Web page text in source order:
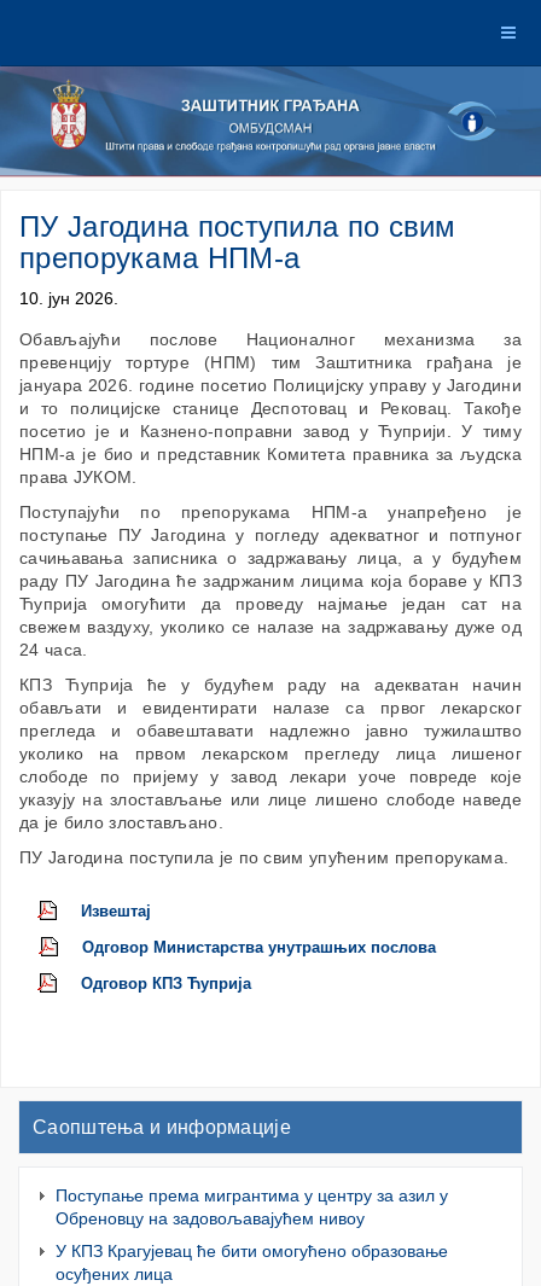
ПУ Јагодина поступила по свим
препорукама НПМ-а
10. јун 2026.
Обављајући послове Националног механизма за
превенцију тортуре (НПМ) тим Заштитника грађана је
јануара 2026. године посетио Полицијску управу у Јагодини
и то полицијске станице Деспотовац и Рековац. Такође
посетио је и Казнено-поправни завод у Ћуприји. У тиму
НПМ-а је био и представник Комитета правника за људска
права ЈУКОМ.
Поступајући по препорукама НПМ-а унапређено је
поступање ПУ Јагодина у погледу адекватног и потпуног
сачињавања записника о задржавању лица, а у будућем
раду ПУ Јагодина ће задржаним лицима која бораве у КПЗ
Ћуприја омогућити да проведу најмање један сат на
свежем ваздуху, уколико се налазе на задржавању дуже од
24 часа.
КПЗ Ћуприја ће у будућем раду на адекватан начин
обављати и евидентирати налазе са првог лекарског
прегледа и обавештавати надлежно јавно тужилаштво
уколико на првом лекарском прегледу лица лишеног
слободе по пријему у завод лекари уоче повреде које
указују на злостављање или лице лишено слободе наведе
да је било злостављано.
ПУ Јагодина поступила је по свим упућеним препорукама.
Извештај
Одговор Министарства унутрашњих послова
Одговор КПЗ Ћуприја
Саопштења и информације
Поступање према мигрантима у центру за азил у
Обреновцу на задовољавајућем нивоу
У КПЗ Крагујевац ће бити омогућено образовање
осуђених лица